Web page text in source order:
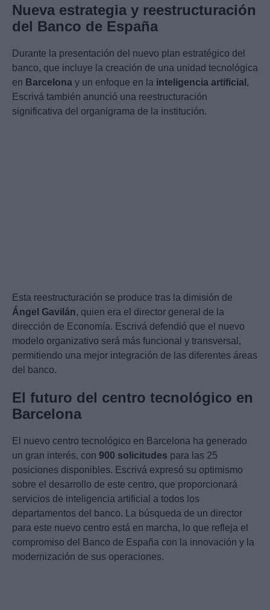
Nueva estrategia y reestructuración
del Banco de España
Durante la presentación del nuevo plan estratégico del
banco, que incluye la creación de una unidad tecnológica
en Barcelona y un enfoque en la inteligencia artificial ,
Escrivá también anunció una reestructuración
significativa del organigrama de la institución.
Esta reestructuración se produce tras la dimisión de
Ángel Gavilán, quien era el director general de la
dirección de Economía. Escrivá defendió que el nuevo
modelo organizativo será más funcional y transversal,
permitiendo una mejor integración de las diferentes áreas
del banco.
El futuro del centro tecnológico en
Barcelona
El nuevo centro tecnológico en Barcelona ha generado
un gran interés, con 900 solicitudes para las 25
posiciones disponibles. Escrivá expresó su optimismo
sobre el desarrollo de este centro, que proporcionará
servicios de inteligencia artificial a todos los
departamentos del banco. La búsqueda de un director
para este nuevo centro está en marcha, lo que refleja el
compromiso del Banco de España con la innovación y la
modernización de sus operaciones.